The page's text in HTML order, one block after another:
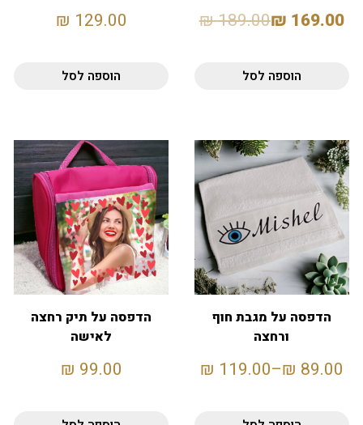
169.00
₪
189.00
₪
הוספה לסל
129.00
₪
הוספה לסל
הדפסה על מגבת חוף
ורחצה
89.00
₪
–
119.00
₪
הדפסה על תיק רחצה
לאישה
99.00
₪